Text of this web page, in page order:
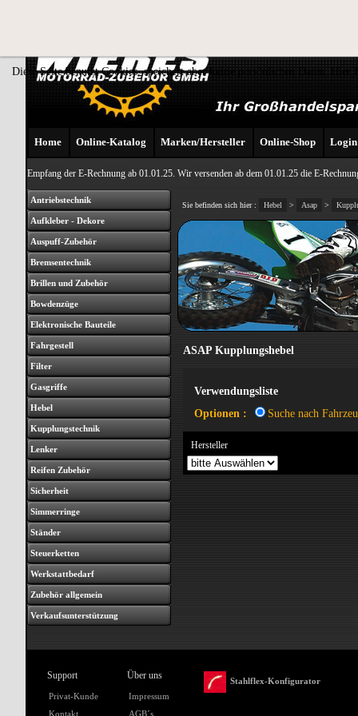
Home Online-Katalog Marken/Hersteller Online-Shop Login
Empfang der E-Rechnung ab 01.01.25. Wir versenden ab dem 01.01.25 die E-
Antriebstechnik
Aufkleber - Dekore
Auspuff-Zubehör
Bremsentechnik
Brillen und Zubehör
Bowdenzüge
Elektronische Bauteile
Fahrgestell
Filter
Gasgriffe
Hebel
Kupplungstechnik
Lenker
Reifen Zubehör
Sicherheit
Simmerringe
Ständer
Steuerketten
Werkstattbedarf
Zubehör allgemein
Verkaufsunterstützung
Sie befinden sich hier : Hebel > Asap >
ASAP Kupplungshebel
Verwendungsliste
Optionen : Suche nach
Hersteller
Support
Privat-Kunde
Kontakt
Über uns
Impressum
AGB´s
Stahlflex-Konfigurator
Diese Seite benutzt Cookies, speichert aber keine persönlichen Daten. Hier